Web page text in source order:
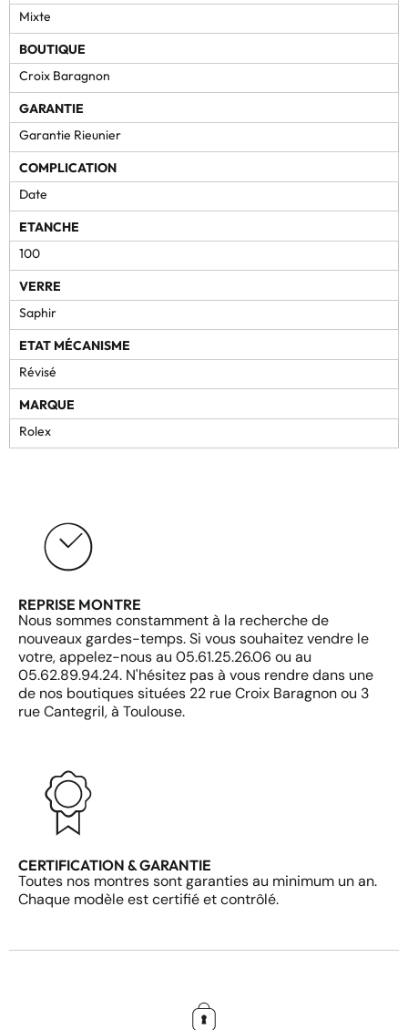
Mixte
BOUTIQUE
Croix Baragnon
GARANTIE
Garantie Rieunier
COMPLICATION
Date
ETANCHE
100
VERRE
Saphir
ETAT MÉCANISME
Révisé
MARQUE
Rolex
REPRISE MONTRE
Nous sommes constamment à la recherche de
nouveaux gardes-temps. Si vous souhaitez vendre le
votre, appelez-nous au 05.61.25.26.06 ou au
05.62.89.94.24. N'hésitez pas à vous rendre dans une
de nos boutiques situées 22 rue Croix Baragnon ou 3
rue Cantegril, à Toulouse.
CERTIFICATION & GARANTIE
Toutes nos montres sont garanties au minimum un an.
Chaque modèle est certifié et contrôlé.